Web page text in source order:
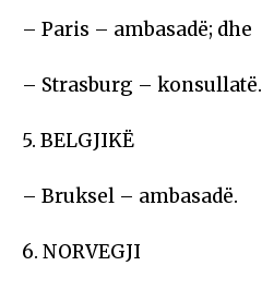
– Paris – ambasadë; dhe
– Strasburg – konsullatë.
5. BELGJIKË
– Bruksel – ambasadë.
6. NORVEGJI